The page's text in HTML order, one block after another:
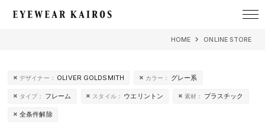
HOME ONLINE STORE
デザイナー： OLIVER GOLDSMITH カラー： グレー系
タイプ： フレーム スタイル： ウエリントン 素材： プラスチック
全条件解除